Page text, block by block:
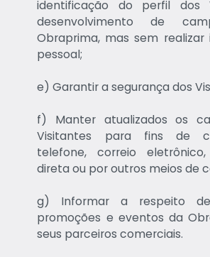
identificação do perfil dos
desenvolvimento de
Obraprima, mas sem realizar
pessoal;
e) Garantir a segurança dos
f) Manter atualizados os
Visitantes para fins de
telefone, correio
direta ou por outros meios de
g) Informar a respeito de
promoções e eventos da
seus parceiros comerciais.